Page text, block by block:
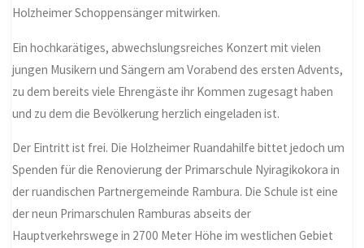
Holzheimer Schoppensänger mitwirken.
Ein hochkarätiges, abwechslungsreiches Konzert mit vielen
jungen Musikern und Sängern am Vorabend des ersten Advents,
zu dem bereits viele Ehrengäste ihr Kommen zugesagt haben
und zu dem die Bevölkerung herzlich eingeladen ist.
Der Eintritt ist frei. Die Holzheimer Ruandahilfe bittet jedoch um
Spenden für die Renovierung der Primarschule Nyiragikokora in
der ruandischen Partnergemeinde Rambura. Die Schule ist eine
der neun Primarschulen Ramburas abseits der
Hauptverkehrswege in 2700 Meter Höhe im westlichen Gebiet